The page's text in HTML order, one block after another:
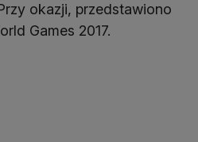
okazji, przedstawiono
Games 2017.